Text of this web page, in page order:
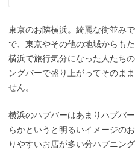
東京のお隣横浜。綺麗な街並み
で、東京やその他の地域からも
横浜で旅行気分になった人たち
ングバーで盛り上がってそのま
せん。
横浜のハプバーはあまりハプバ
らかというと明るいイメージの
りやすいお店が多い分ハプニング